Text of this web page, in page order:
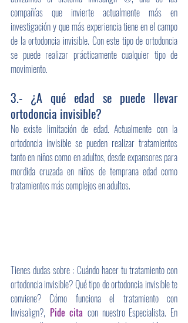
compañías que invierte actualmente más en
investigación y que más experiencia tiene en el campo
de la ortodoncia invisible. Con este tipo de ortodoncia
se puede realizar prácticamente cualquier tipo de
movimiento.
3.- ¿A qué edad se puede llevar
ortodoncia invisible?
No existe limitación de edad. Actualmente con la
ortodoncia invisible se pueden realizar tratamientos
tanto en niños como en adultos, desde expansores para
mordida cruzada en niños de temprana edad como
tratamientos más complejos en adultos.
Tienes dudas sobre : Cuándo hacer tu tratamiento con
ortodoncia invisible? Qué tipo de ortodoncia invisible te
conviene? Cómo funciona el tratamiento con
Invisalign?, Pide cita con nuestro Especialista. En